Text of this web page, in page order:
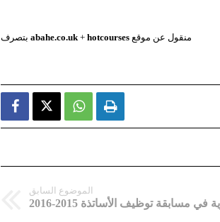
منقول عن موقع abahe.co.uk+hotcourses بتصرف
  
الموضوع السابق
في مسابقة توظيف الأساتذة 2015-2016